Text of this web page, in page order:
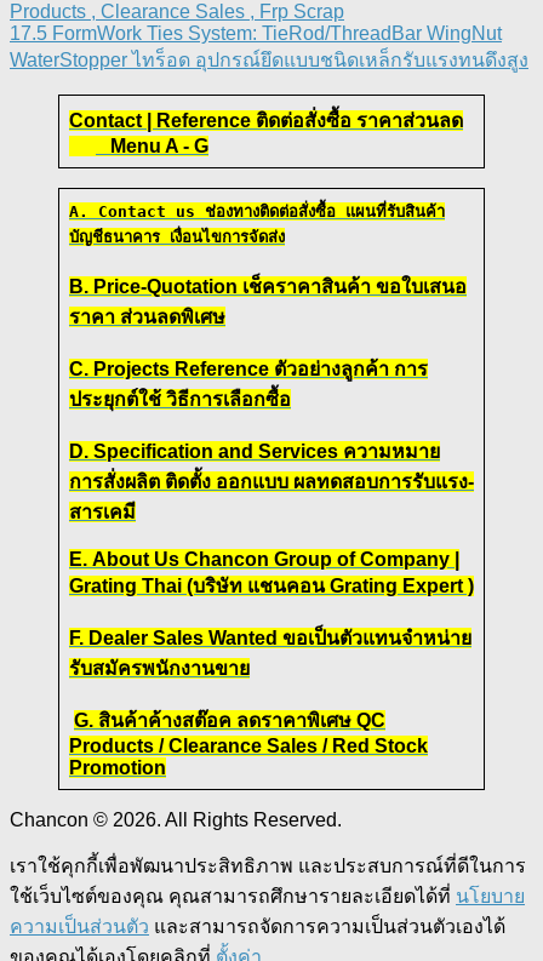
Products , Clearance Sales , Frp Scrap
17.5 FormWork Ties System: TieRod/ThreadBar WingNut
WaterStopper ไทร็อด อุปกรณ์ยึดแบบชนิดเหล็กรับแรงทนดึงสูง
Contact | Reference ติดต่อสั่งซื้อ ราคาส่วนลด
Menu A - G
A. Contact us ช่องทางติดต่อสั่งซื้อ แผนที่รับสินค้า
บัญชีธนาคาร เงื่อนไขการจัดส่ง
B. Price-Quotation เช็คราคาสินค้า ขอใบเสนอ
ราคา ส่วนลดพิเศษ
C. Projects Reference ตัวอย่างลูกค้า การ
ประยุกต์ใช้ วิธีการเลือกซื้อ
D. Specification and Services ความหมาย
การสั่งผลิต ติดตั้ง ออกแบบ ผลทดสอบการรับแรง-
สารเคมี
E. About Us Chancon Group of Company |
Grating Thai (บริษัท แชนคอน Grating Expert )
F. Dealer Sales Wanted ขอเป็นตัวแทนจำหน่าย
รับสมัครพนักงานขาย
G. สินค้าค้างสต๊อค ลดราคาพิเศษ QC
Products / Clearance Sales / Red Stock
Promotion
Chancon © 2026. All Rights Reserved.
เราใช้คุกกี้เพื่อพัฒนาประสิทธิภาพ และประสบการณ์ที่ดีในการ
ใช้เว็บไซต์ของคุณ คุณสามารถศึกษารายละเอียดได้ที่ นโยบาย
ความเป็นส่วนตัว และสามารถจัดการความเป็นส่วนตัวเองได้